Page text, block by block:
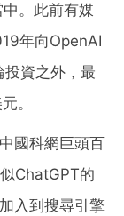
。此前有媒
年向OpenAI
資之外，最
。
國科網巨頭百
ChatGPT的
入到搜尋引擎